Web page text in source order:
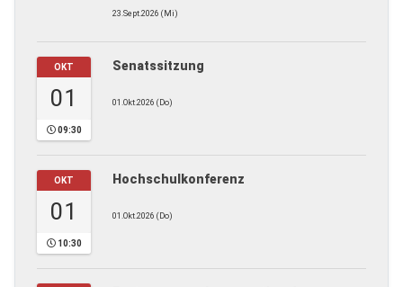
23.Sept.2026 (Mi)
OKT
01
09:30
Senatssitzung
01.Okt.2026 (Do)
OKT
01
10:30
Hochschulkonferenz
01.Okt.2026 (Do)